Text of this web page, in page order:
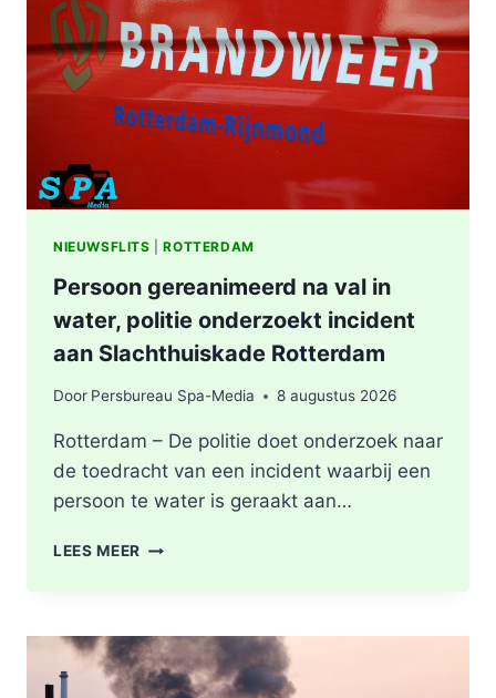
OOSTPLEIN
IN
ROTTERDAM
NIEUWSFLITS |ROTTERDAM
Persoon gereanimeerd na val in
water, politie onderzoekt incident
aan Slachthuiskade Rotterdam
Door Persbureau Spa-Media 8 augustus 2026
Rotterdam – De politie doet onderzoek naar
de toedracht van een incident waarbij een
persoon te water is geraakt aan…
LEES MEER PERSOON
IN
WATER,
POLITIE